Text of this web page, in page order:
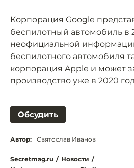
Корпорация Google
беспилотный автомобиль в
неофициальной
беспилотного автомобиля
корпорация Apple и может
производство уже в 2020
Обсудить
Автор: Святослав Иванов
Secretmag.ru / Новости /